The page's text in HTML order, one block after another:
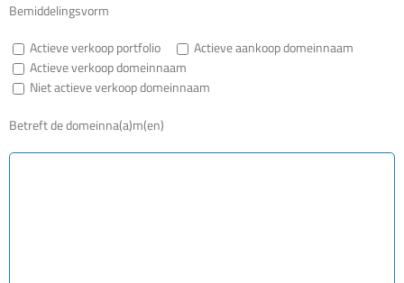
Bemiddelingsvorm
Actieve verkoop portfolio
Actieve aankoop domeinnaam
Actieve verkoop domeinnaam
Niet actieve verkoop domeinnaam
Betreft de domeinna(a)m(en)